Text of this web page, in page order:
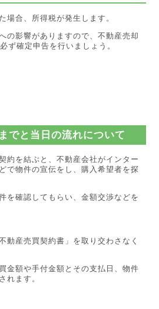
場合、所得税が発生します。
の影響がありますので、不動産売却
ず確定申告を行いましょう。
でと当日の流れについて
約を結ぶと、不動産会社がインター
で物件の宣伝をし、購入希望者を探
を確認してもらい、金額交渉などを
動産売買契約書」を取り交わさなく
金額や手付金額とその支払日、物件
れます。